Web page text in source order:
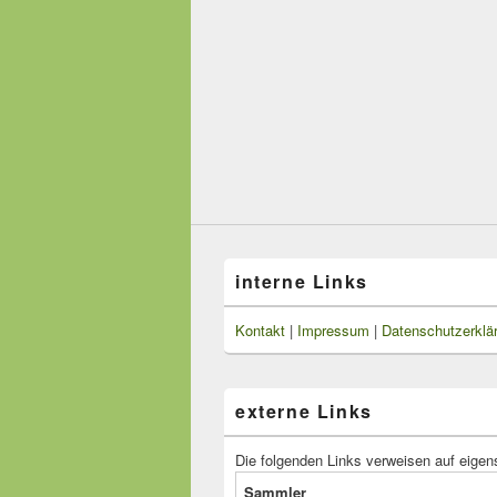
interne Links
Kontakt | Impressum |
externe Links
Die folgenden Links verweisen auf
Sammler